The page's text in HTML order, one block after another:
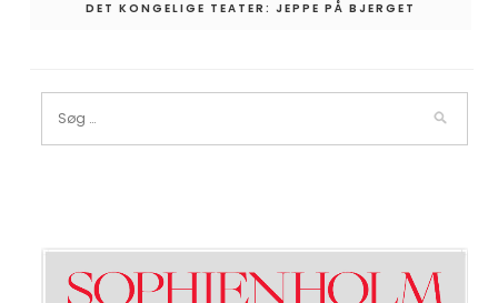
DET KONGELIGE TEATER: JEPPE PÅ BJERGET